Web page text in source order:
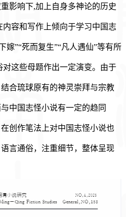
影响下,加上自身多神论的历史
容和写作上倾向于学习中国志
嫁”“死而复生”“凡人遇仙”等有所
这些母题作出一定演变。由于
合琉球原有的神灵崇拜与宗教
中国志怪小说有一定的趋同
创作笔法上对中国志怪小说也
言通俗，注重细节，整体呈现